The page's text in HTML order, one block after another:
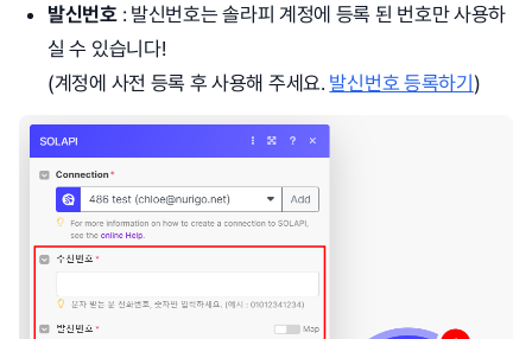
발신번호: 발신번호는 솔라피 계정에 등록 된 번호만 사용하
실 수 있습니다!
(계정에 사전 등록 후 사용해 주세요. 발신번호 등록하기)